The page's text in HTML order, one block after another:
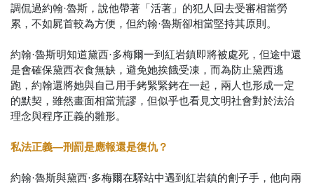
調侃過約翰·魯斯，說他帶著「活著」的犯人回去受審相當勞
累，不如屍首較為方便，但約翰·魯斯卻相當堅持其原則。
約翰·魯斯明知道黛西·多梅爾一到紅岩鎮即將被處死，但途中還
是會確保黛西衣食無缺，避免她挨餓受凍，而為防止黛西逃
跑，約翰還將她與自己用手銬緊緊銬在一起，兩人也形成一定
的默契，雖然畫面相當荒謬，但似乎也看見文明社會對於法治
理念與程序正義的雛形。
私法正義—刑罰是應報還是復仇？
約翰·魯斯與黛西·多梅爾在驛站中遇到紅岩鎮的劊子手，他向兩